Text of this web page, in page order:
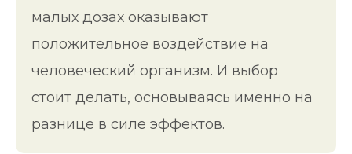
малых дозах оказывают
положительное воздействие на
человеческий организм. И выбор
стоит делать, основываясь именно на
разнице в силе эффектов.